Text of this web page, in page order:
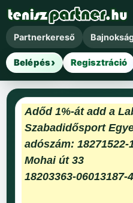
Partnerkereső
Belépés Regisztráció
Adőd 1%-át add a
Szabadidősport
adószám: 18271522-
Mohai út 33
18203363-06013187-